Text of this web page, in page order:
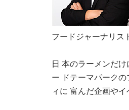
フードジャーナリス
日 本のラーメンだ
ー ドテーマパーク
ィに 富んだ企画やイ